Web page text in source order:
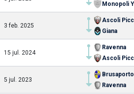
3 feb. 2025
Giana
15 jul. 2024
Ravenna
5 jul. 2023
Brusaporto
Ravenna